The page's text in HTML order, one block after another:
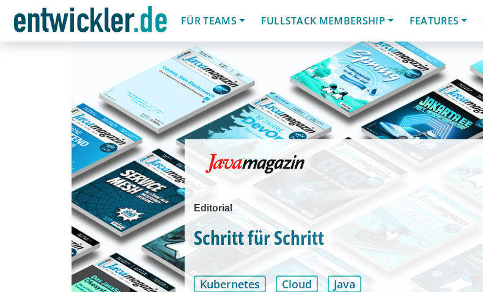
FÜR TEAMS
FULLSTACK MEMBERSHIP FEATURES
Editorial
Schritt für Schritt
Kubernetes Cloud Java